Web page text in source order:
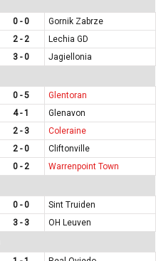
0 - 0
Gornik Zabrze
2 - 2
Lechia GD
3 - 0
Jagiellonia
0 - 5
Glentoran
4 - 1
Glenavon
2 - 3
Coleraine
2 - 0
Cliftonville
0 - 2
Warrenpoint Town
0 - 0
Sint Truiden
3 - 3
OH Leuven